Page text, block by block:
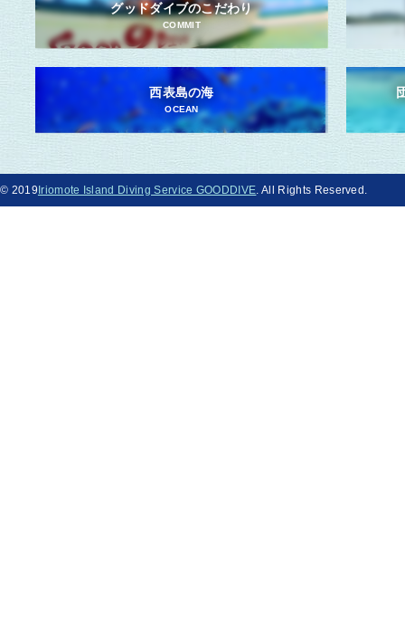
グッドダイブのこだわり
COMMIT
西表島の海
OCEAN
© 2019Iriomote Island Diving Service GOODDIVE . All Rights Reserved.